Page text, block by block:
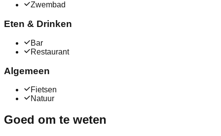
Zwembad
Eten & Drinken
Bar
Restaurant
Algemeen
Fietsen
Natuur
Goed om te weten